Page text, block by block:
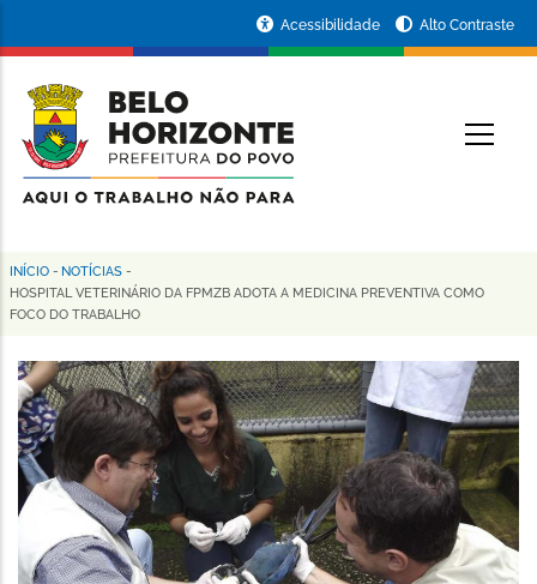
conteúdo
principal
da
Prefeitura
de
Horizonte
Acessibilidade Alto Contraste
Trilha
de
navegação
INÍCIO - NOTÍCIAS -
HOSPITAL VETERINÁRIO DA FPMZB ADOTA A MEDICINA PREVENTIVA COMO
FOCO DO TRABALHO